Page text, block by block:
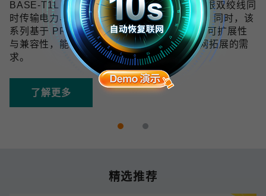
BASE-T1L 技术可在 10 Mbps 带宽下通过单根双绞线同
时传输电力与数据，传输距离最远可达 1 km。同时，该
系列基于 PROFINET 协议开发，具备良好的可扩展性
与兼容性，能够满足未来数字化和工业物联网拓展的需
求。
了解更多
精选推荐